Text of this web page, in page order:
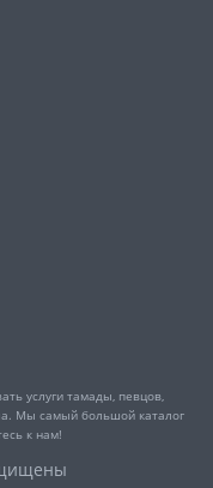
услуги тамады, певцов,
Мы самый большой каталог
к нам!